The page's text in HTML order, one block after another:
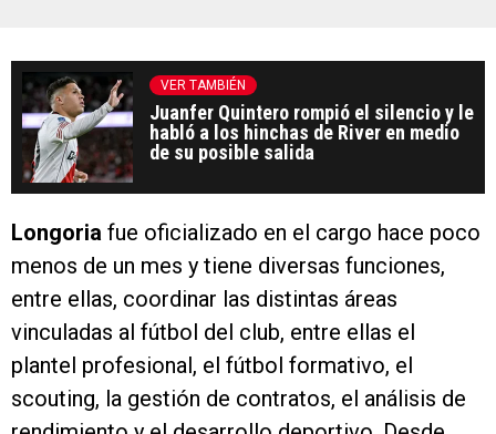
VER TAMBIÉN
Juanfer Quintero rompió el silencio y le
habló a los hinchas de River en medio
de su posible salida
Longoria fue oficializado en el cargo hace poco
menos de un mes y tiene diversas funciones,
entre ellas, coordinar las distintas áreas
vinculadas al fútbol del club, entre ellas el
plantel profesional, el fútbol formativo, el
scouting, la gestión de contratos, el análisis de